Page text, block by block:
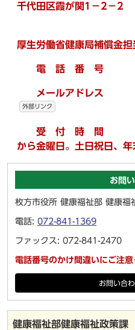
千代田区霞が関1－2－2
厚生労働省健康局補償金担
電 話 番 号 03
メールアドレ
外部リンク
受 付 時 間 10：
から金曜日。土日祝日、年
お問
枚方市役所 健康福祉部 健康福
電話: 072-841-1369
ファックス: 072-841-2470
電話番号のかけ間違いにご注意
お問い合
健康福祉部健康福祉政策課